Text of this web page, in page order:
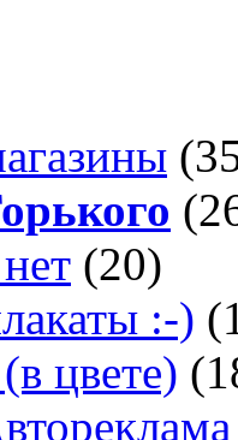
(20)
:-)
цвете)